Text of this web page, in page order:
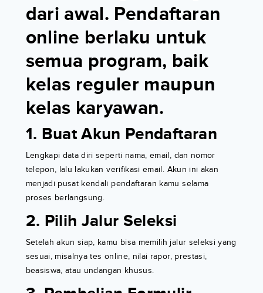
dari awal. Pendaftaran
online berlaku untuk
semua program, baik
kelas reguler maupun
kelas karyawan.
1. Buat Akun Pendaftaran
Lengkapi data diri seperti nama, email, dan nomor
telepon, lalu lakukan verifikasi email. Akun ini akan
menjadi pusat kendali pendaftaran kamu selama
proses berlangsung.
2. Pilih Jalur Seleksi
Setelah akun siap, kamu bisa memilih jalur seleksi yang
sesuai, misalnya tes online, nilai rapor, prestasi,
beasiswa, atau undangan khusus.